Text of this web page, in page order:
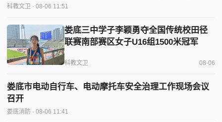
科教文卫 · 08-06 11:51
娄底三中学子李颖勇夺全国传统校田径
联赛南部赛区女子U16组1500米冠军
科教文卫 08-06
娄底市电动自行车、电动摩托车安全治理工作现场会议
召开
娄底消防 · 08-06 11:41